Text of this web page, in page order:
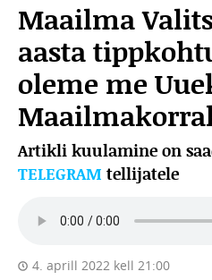
Maailma
aasta
oleme me
Artikli kuulamine on
TELEGRAM tellijatele
4. aprill 2022 kell 21:00